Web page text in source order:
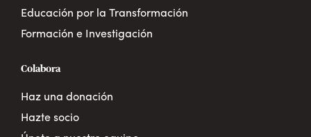
Educación por la Transformación
Formación e Investigación
Colabora
Haz una donación
Hazte socio